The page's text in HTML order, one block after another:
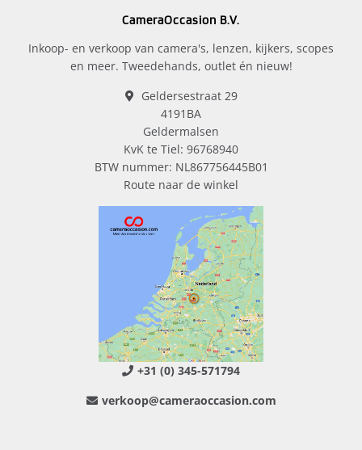
CameraOccasion B.V.
Inkoop- en verkoop van camera's, lenzen, kijkers, scopes
en meer. Tweedehands, outlet én nieuw!
Geldersestraat 29
4191BA
Geldermalsen
KvK te Tiel: 96768940
BTW nummer: NL867756445B01
Route naar de winkel
+31 (0) 345-571794
verkoop@cameraoccasion.com